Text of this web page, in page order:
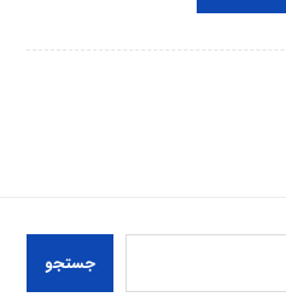
جستجو